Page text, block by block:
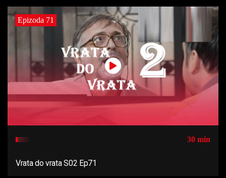
Epizoda 71
30 min
Vrata do vrata S02 Ep71